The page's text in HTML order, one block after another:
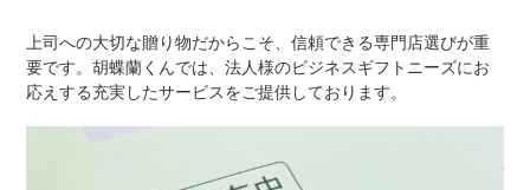
上司への大切な贈り物だからこそ、信頼できる専門店選びが重
要です。胡蝶蘭くんでは、法人様のビジネスギフトニーズにお
応えする充実したサービスをご提供しております。